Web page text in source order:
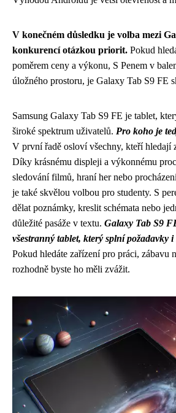
V konečném důsledku je volba mezi
konkurencí otázkou priorit. Pokud
poměrem ceny a výkonu, S Penem v
úložného prostoru, je Galaxy Tab S9 FE
Samsung Galaxy Tab S9 FE je tablet,
široké spektrum uživatelů. Pro koho je
V první řadě osloví všechny, kteří hledají
Díky krásnému displeji a výkonnému
sledování filmů, hraní her nebo
je také skvělou volbou pro studenty. S
dělat poznámky, kreslit schémata nebo
důležité pasáže v textu. Galaxy Tab S9
všestranný tablet, který splní požadavky
Pokud hledáte zařízení pro práci, zábavu
rozhodně byste ho měli zvážit.